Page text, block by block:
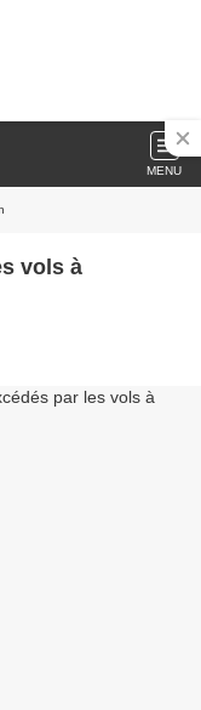
MENU
vols à